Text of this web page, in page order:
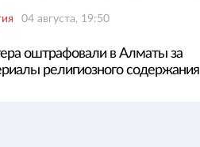
04 августа, 19:50
оштрафовали в Алматы за
религиозного содержания